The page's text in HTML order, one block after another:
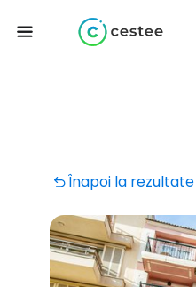
Înapoi la rezultate